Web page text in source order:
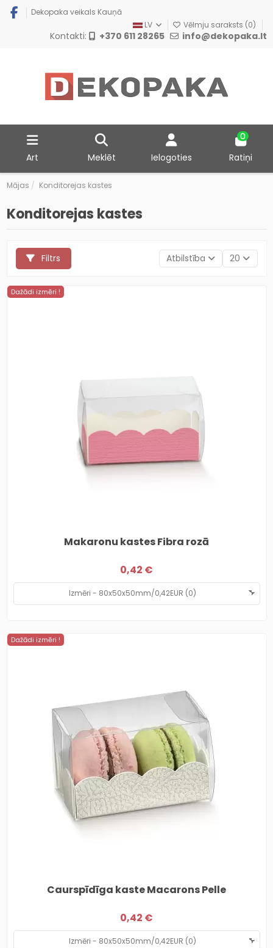
Dekopaka veikals Kauņā
LV
Vēlmju saraksts (0)
Kontakti: +370 611 28265 info@dekopaka.lt
Art Meklēt Ielogoties
0
Ratiņi
Mājas Konditorejas kastes
Konditorejas kastes
Filtrs Atbilstība 20
Dažādi izmēri !
Makaronu kastes Fibra rozā
0,42 €
Dažādi izmēri !
Caurspīdīga kaste Macarons Pelle
0,42 €